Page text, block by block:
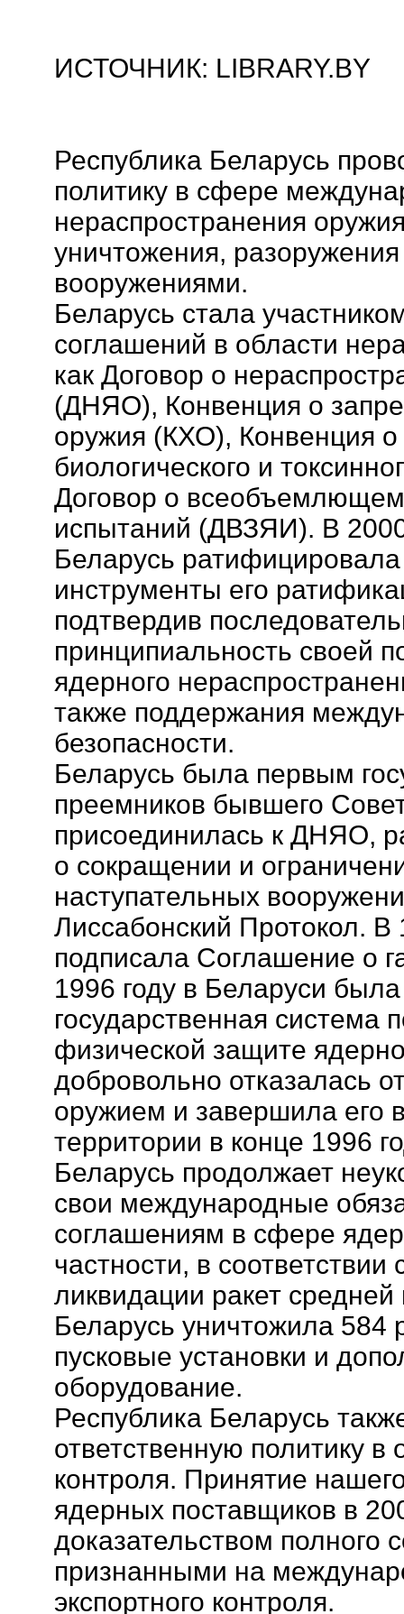
ИСТОЧНИК: LIBRARY.BY
Республика Беларусь
политику в сфере
нераспространения
уничтожения,
вооружениями.
Беларусь стала
соглашений в области
как Договор о
(ДНЯО), Конвенция о
оружия (КХО), Конвенция
биологического и
Договор о
испытаний (ДВЗЯИ). В
Беларусь
инструменты его
подтвердив
принципиальность своей
ядерного
также поддержания
безопасности.
Беларусь была первым
преемников бывшего
присоединилась к ДНЯО,
о сокращении и
наступательных
Лиссабонский Протокол. В
подписала Соглашение о
1996 году в Беларуси
государственная система
физической защите
добровольно отказалась
оружием и завершила его
территории в конце 1996
Беларусь продолжает
свои международные
соглашениям в сфере
частности, в соответствии
ликвидации ракет
Беларусь уничтожила 584
пусковые установки и
оборудование.
Республика Беларусь
ответственную политику в
контроля. Принятие
ядерных поставщиков в
доказательством полного
признанными на
экспортного контроля.